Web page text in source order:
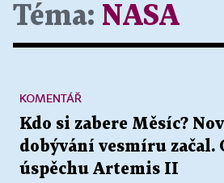
Téma: NASA
Kdo si zabere Měsíc?
dobývání vesmíru začal.
úspěchu Artemis II
KOMENTÁŘ